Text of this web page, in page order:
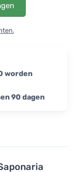
worden
90 dagen